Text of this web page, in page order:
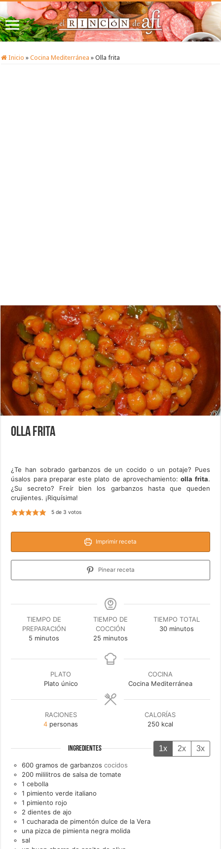
Inicio » Cocina Mediterránea » Olla frita
Olla frita
¿Te han sobrado garbanzos de un cocido o un potaje? Pues
úsalos para preparar este plato de aprovechamiento:olla frita.
¿Su secreto? Freír bien los garbanzos hasta que queden
crujientes. ¡Riquísima!
5de 3 votos
Imprimir receta
Pinear receta
TIEMPO DE
PREPARACIÓN
5 minutos
minutos
TIEMPO DE
COCCIÓN
25minutos
minutos
TIEMPO TOTAL
30minutos
minutos
PLATO
Plato único
COCINA
Cocina Mediterránea
RACIONES
4 personas
CALORÍAS
250 kcal
INGREDIENTES 1x 2x 3x
600 gramos de garbanzos cocidos
200 mililitros de salsa de tomate
1 cebolla
1 pimiento verde italiano
1 pimiento rojo
2 dientes de ajo
1 cucharada de pimentón dulce de la Vera
una pizca de pimienta negra molida
sal